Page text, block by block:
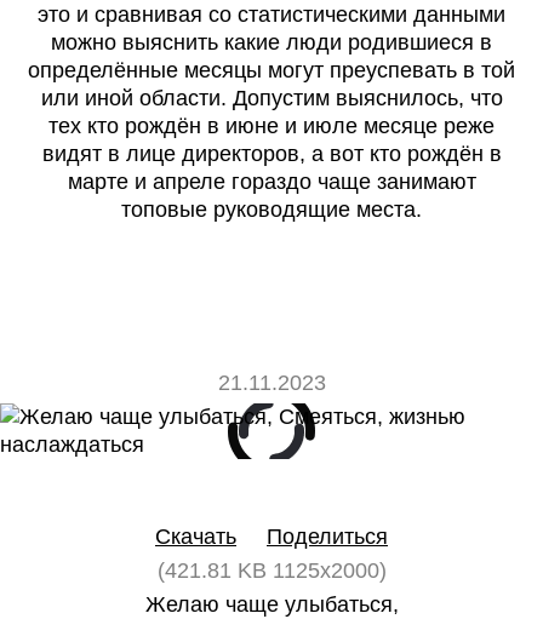
это и сравнивая со статистическими данными
можно выяснить какие люди родившиеся в
определённые месяцы могут преуспевать в той
или иной области. Допустим выяснилось, что
тех кто рождён в июне и июле месяце реже
видят в лице директоров, а вот кто рождён в
марте и апреле гораздо чаще занимают
топовые руководящие места.
21.11.2023
Скачать
Поделиться
(421.81 KB 1125x2000)
Желаю чаще улыбаться,